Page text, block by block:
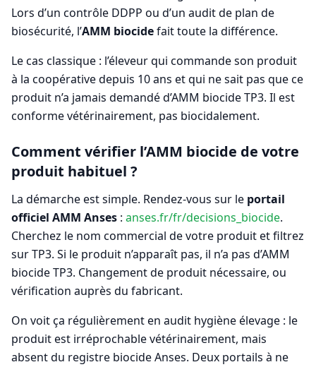
Lors d’un contrôle DDPP ou d’un audit de plan de
biosécurité, l’AMM biocidefait toute la différence.
Le cas classique : l’éleveur qui commande son produit
à la coopérative depuis 10 ans et qui ne sait pas que ce
produit n’a jamais demandé d’AMM biocide TP3. Il est
conforme vétérinairement, pas biocidalement.
Comment vérifier l’AMM biocide de votre
produit habituel ?
La démarche est simple. Rendez-vous sur le portail
officiel AMM Anses : anses.fr/fr/decisions_biocide.
Cherchez le nom commercial de votre produit et filtrez
sur TP3. Si le produit n’apparaît pas, il n’a pas d’AMM
biocide TP3. Changement de produit nécessaire, ou
vérification auprès du fabricant.
On voit ça régulièrement en audit hygiène élevage : le
produit est irréprochable vétérinairement, mais
absent du registre biocide Anses. Deux portails à ne